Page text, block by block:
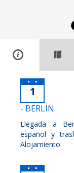
1
- BERLIN
Llegada a
español y
Alojamiento.